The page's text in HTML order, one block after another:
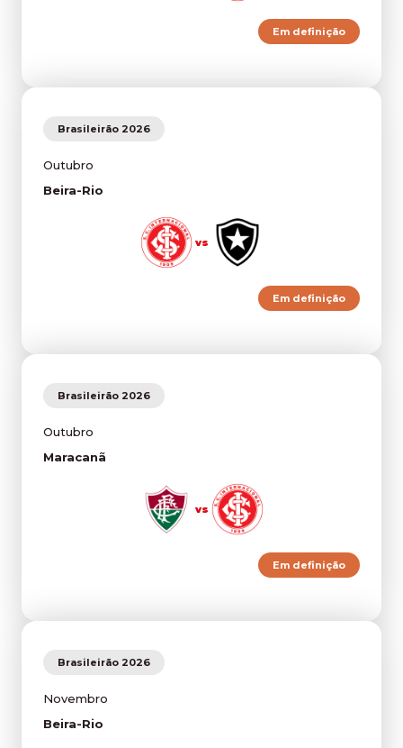
Em definição
Brasileirão 2026
Outubro
Beira-Rio
vs
Em definição
Brasileirão 2026
Outubro
Maracanã
vs
Em definição
Brasileirão 2026
Novembro
Beira-Rio